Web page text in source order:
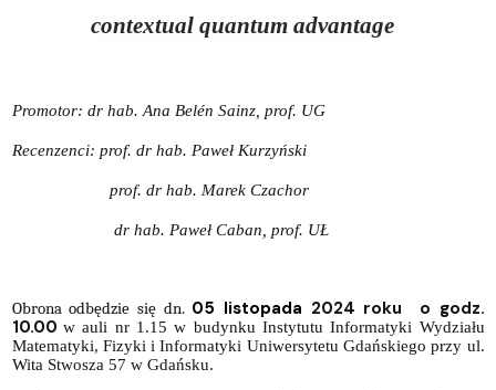
contextual quantum advantage
Promotor: dr hab. Ana Belén Sainz, prof. UG
Recenzenci: prof. dr hab. Paweł Kurzyński
prof. dr hab. Marek Czachor
dr hab. Paweł Caban, prof. UŁ
Obrona odbędzie się dn. 05 listopada 2024 roku
o godz.
10.00 w auli nr 1.15 w budynku Instytutu Informatyki Wydziału
Matematyki, Fizyki i Informatyki Uniwersytetu Gdańskiego przy ul.
Wita Stwosza 57 w Gdańsku.